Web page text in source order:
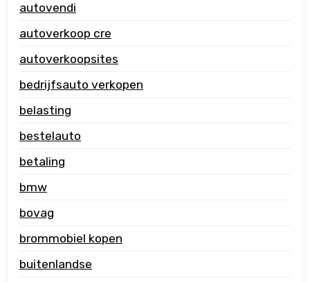
autovendi
autoverkoop cre
autoverkoopsites
bedrijfsauto verkopen
belasting
bestelauto
betaling
bmw
bovag
brommobiel kopen
buitenlandse